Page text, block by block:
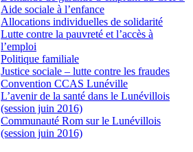
Aide sociale à l’enfance
Allocations individuelles de solidarité
Lutte contre la pauvreté et l’accès à
l’emploi
Politique familiale
Justice sociale – lutte contre les fraudes
Convention CCAS Lunéville
L’avenir de la santé dans le Lunévillois
(session juin 2016)
Communauté Rom sur le Lunévillois
(session juin 2016)